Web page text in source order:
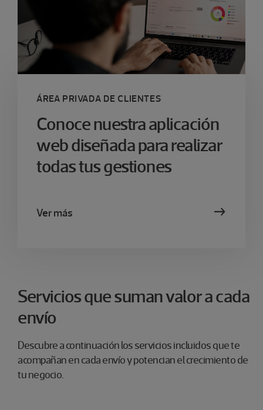
ÁREA PRIVADA DE CLIENTES
Conoce nuestra aplicación
web diseñada para realizar
todas tus gestiones
Ver más
Servicios que suman valor a cada
envío
Descubre a continuación los servicios incluidos que te
acompañan en cada envío y potencian el crecimiento de
tu negocio.